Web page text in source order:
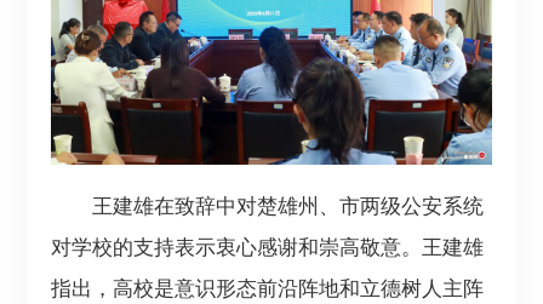
王建雄在致辞中对楚雄州、市两级公安系统
对学校的支持表示衷心感谢和崇高敬意。王建雄
指出，高校是意识形态前沿阵地和立德树人主阵